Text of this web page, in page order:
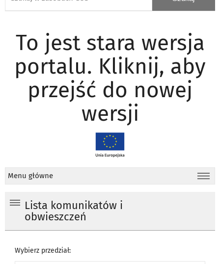
To jest stara wersja
portalu. Kliknij, aby
przejść do nowej
wersji
Menu główne
Lista komunikatów i
obwieszczeń
Wybierz przedział: